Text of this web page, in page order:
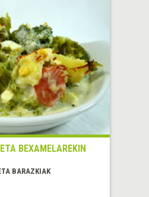
BEXAMELAREKIN
BARAZKIAK